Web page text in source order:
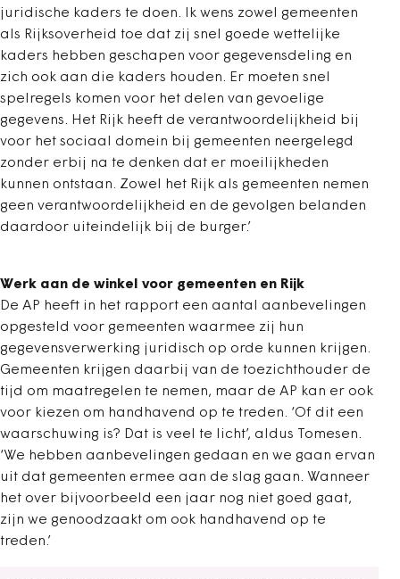
juridische kaders te doen. Ik wens zowel gemeenten
als Rijksoverheid toe dat zij snel goede wettelijke
kaders hebben geschapen voor gegevensdeling en
zich ook aan die kaders houden. Er moeten snel
spelregels komen voor het delen van gevoelige
gegevens. Het Rijk heeft de verantwoordelijkheid bij
voor het sociaal domein bij gemeenten neergelegd
zonder erbij na te denken dat er moeilijkheden
kunnen ontstaan. Zowel het Rijk als gemeenten nemen
geen verantwoordelijkheid en de gevolgen belanden
daardoor uiteindelijk bij de burger.’
Werk aan de winkel voor gemeenten en Rijk
De AP heeft in het rapport een aantal aanbevelingen
opgesteld voor gemeenten waarmee zij hun
gegevensverwerking juridisch op orde kunnen krijgen.
Gemeenten krijgen daarbij van de toezichthouder de
tijd om maatregelen te nemen, maar de AP kan er ook
voor kiezen om handhavend op te treden. ‘Of dit een
waarschuwing is? Dat is veel te licht’, aldus Tomesen.
‘We hebben aanbevelingen gedaan en we gaan ervan
uit dat gemeenten ermee aan de slag gaan. Wanneer
het over bijvoorbeeld een jaar nog niet goed gaat,
zijn we genoodzaakt om ook handhavend op te
treden.’